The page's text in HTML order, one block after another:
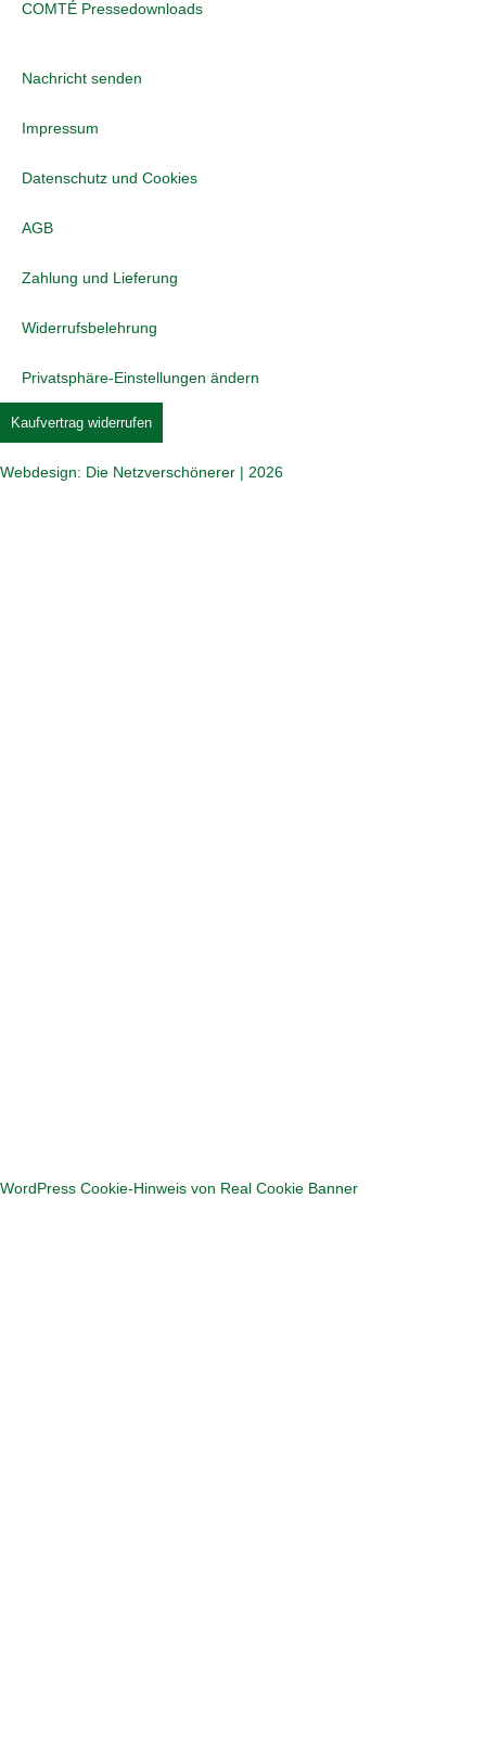
COMTÉ Pressedownloads
Nachricht senden
Impressum
Datenschutz und Cookies
AGB
Zahlung und Lieferung
Widerrufsbelehrung
Privatsphäre-Einstellungen ändern
Kaufvertrag widerrufen
Webdesign: Die Netzverschönerer | 2026
WordPress Cookie-Hinweis von Real Cookie Banner